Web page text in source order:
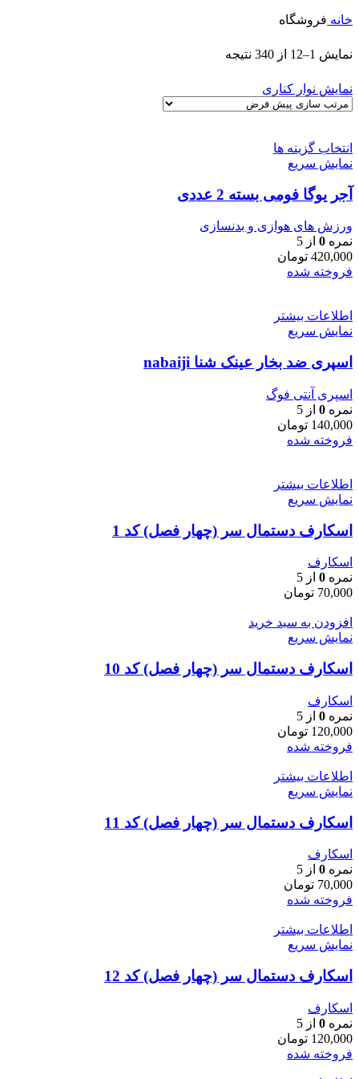
خانه فروشگاه
نمایش 1–12 از 340 نتیجه
نمایش نوار کناری
انتخاب گزینه ها
نمایش سریع
آجر یوگا فومی بسته 2 عددی
ورزش های هوازی و بدنسازی
نمره 0 از 5
420,000 تومان
فروخته شده
اطلاعات بیشتر
نمایش سریع
اسپری ضد بخار عینک شنا nabaiji
اسپری آنتی فوگ
نمره 0 از 5
140,000 تومان
فروخته شده
اطلاعات بیشتر
نمایش سریع
اسکارف دستمال سر (چهار فصل) کد 1
اسکارف
نمره 0 از 5
70,000 تومان
افزودن به سبد خرید
نمایش سریع
اسکارف دستمال سر (چهار فصل) کد 10
اسکارف
نمره 0 از 5
120,000 تومان
فروخته شده
اطلاعات بیشتر
نمایش سریع
اسکارف دستمال سر (چهار فصل) کد 11
اسکارف
نمره 0 از 5
70,000 تومان
فروخته شده
اطلاعات بیشتر
نمایش سریع
اسکارف دستمال سر (چهار فصل) کد 12
اسکارف
نمره 0 از 5
120,000 تومان
فروخته شده